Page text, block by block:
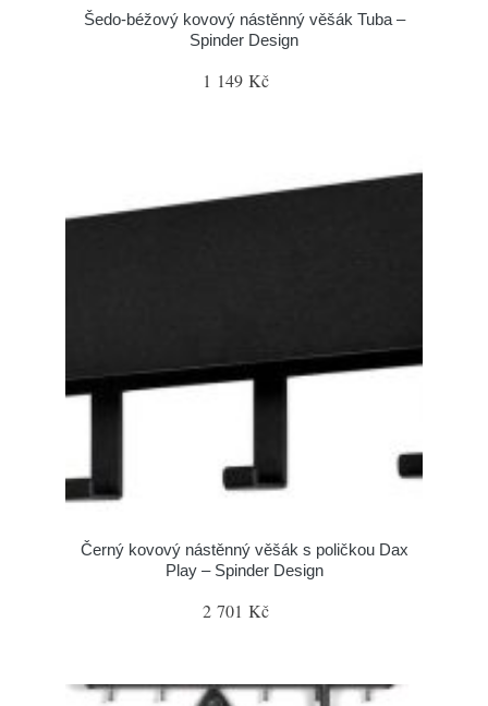
Šedo-béžový kovový nástěnný věšák Tuba –
Spinder Design
1 149 Kč
Černý kovový nástěnný věšák s poličkou Dax
Play – Spinder Design
2 701 Kč